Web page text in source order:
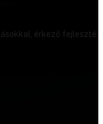
érkező